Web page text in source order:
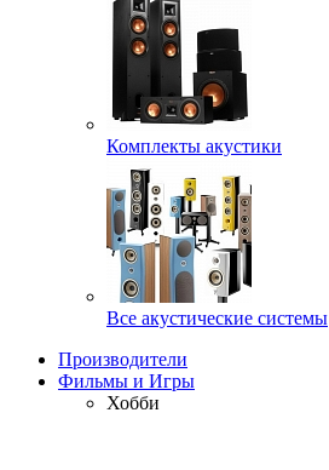
Комплекты акустики
Все акустические системы
Производители
Фильмы и Игры
Хобби